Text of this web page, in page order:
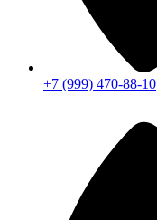
+7 (999) 470-88-10